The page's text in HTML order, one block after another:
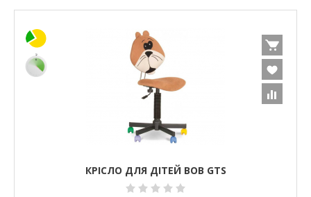
КРІСЛО ДЛЯ ДІТЕЙ BOB GTS